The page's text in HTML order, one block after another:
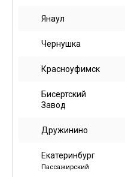
Янаул
Чернушка
Красноуфимск
Бисертский
Завод
Дружинино
Екатеринбург
Пассажирский